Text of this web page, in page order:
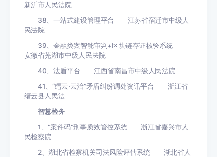
新沂市人民法院
38、一站式建设管理平台 江苏省宿迁市中级人
民法院
39、金融类案智能审判+区块链存证核验系统
安徽省芜湖市中级人民法院
40、法盾平台 江西省南昌市中级人民法院
41、“缙云·云治”矛盾纠纷调处资讯平台 浙江省
缙云县人民法
智慧检务
1、“案件码”刑事质效管控系统 浙江省嘉兴市人
民检察院
2、湖北省检察机关司法风险评估系统 湖北省人